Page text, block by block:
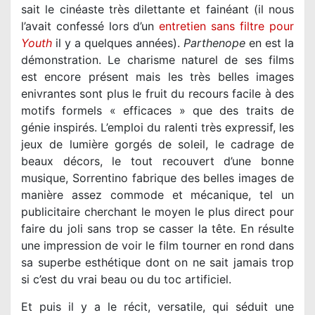
sait le cinéaste très dilettante et fainéant (il nous
l’avait confessé lors d’un
Youth il y a quelques années). Parthenope en est la
démonstration. Le charisme naturel de ses films
est encore présent mais les très belles images
enivrantes sont plus le fruit du recours facile à des
motifs formels « efficaces » que des traits de
génie inspirés. L’emploi du ralenti très expressif, les
jeux de lumière gorgés de soleil, le cadrage de
beaux décors, le tout recouvert d’une bonne
musique, Sorrentino fabrique des belles images de
manière assez commode et mécanique, tel un
publicitaire cherchant le moyen le plus direct pour
faire du joli sans trop se casser la tête. En résulte
une impression de voir le film tourner en rond dans
sa superbe esthétique dont on ne sait jamais trop
si c’est du vrai beau ou du toc artificiel.
Et puis il y a le récit, versatile, qui séduit une